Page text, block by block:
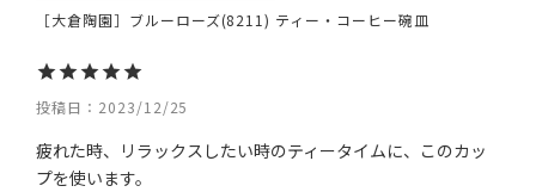
［大倉陶園］ブルーローズ(8211) ティー・コーヒー碗皿
投稿日 2023/12/25
疲れた時、リラックスしたい時のティータイムに、このカッ
プを使います。